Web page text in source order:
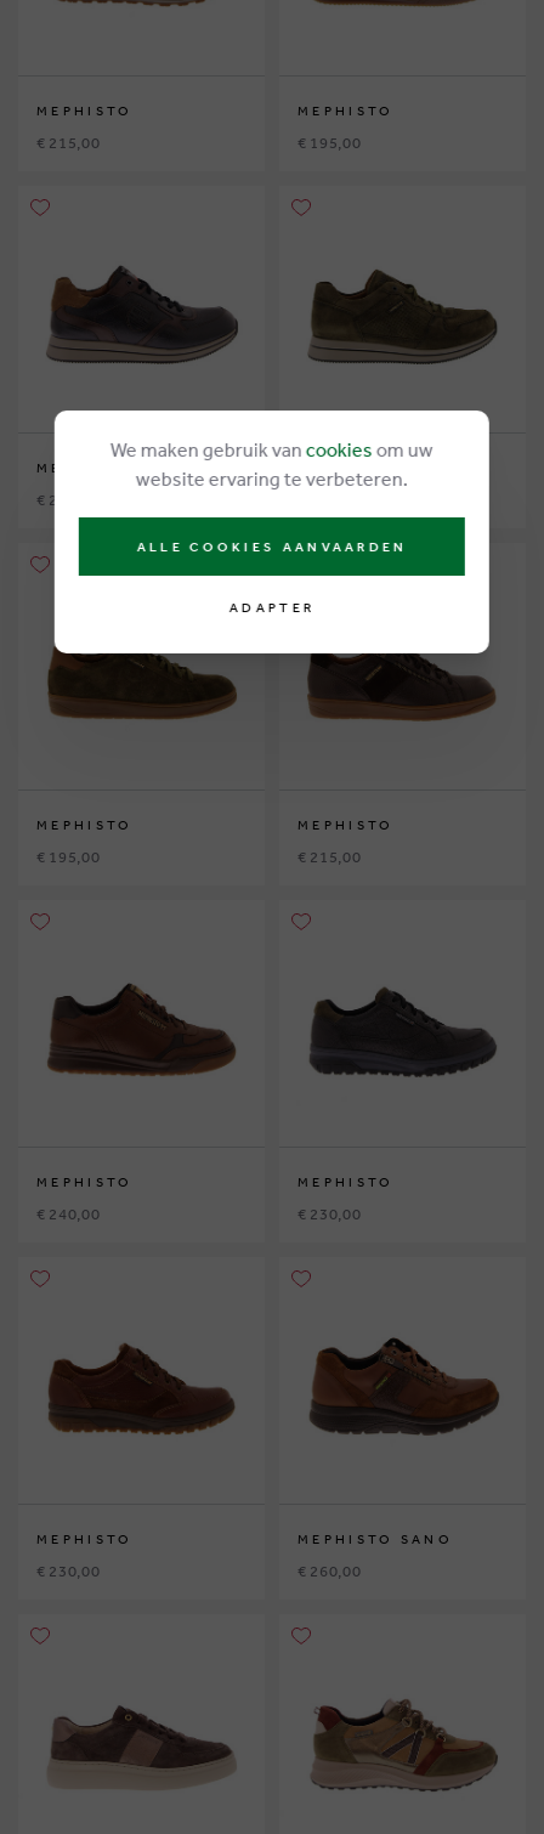
MEPHISTO
€ 215,00
MEPHISTO
€ 195,00
MEPHISTO
€ 215,00
MEPHISTO
MEPHISTO
€ 195,00
MEPHISTO
€ 215,00
MEPHISTO
€ 240,00
MEPHISTO
€ 230,00
MEPHISTO
€ 230,00
MEPHISTO SANO
€ 260,00
We maken gebruik van cookies om uw
website ervaring te verbeteren.
ALLE COOKIES AANVAARDEN
ADAPTER